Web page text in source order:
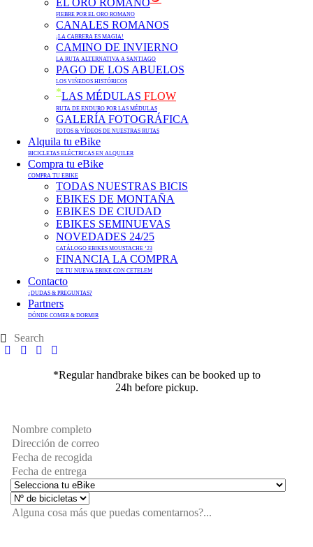
EL ORO ROMANO
FIEBRE POR EL ORO ROMANO
CANALES ROMANOS
¡LA CABRERA ES MAGIA!
CAMINO DE INVIERNO
LA RUTA ALTERNATIVA A SANTIAGO
PAGO DE LOS ABUELOS
LOS VIÑEDOS HISTÓRICOS
*LAS MÉDULAS FLOW
RUTA DE ENDURO POR LAS MÉDULAS
GALERÍA FOTOGRÁFICA
FOTOS & VÍDEOS DE NUESTRAS RUTAS
Alquila tu eBike
BICICLETAS ELÉCTRICAS EN ALQUILER
Compra tu eBike
COMPRA TU EBIKE
TODAS NUESTRAS BICIS
EBIKES DE MONTAÑA
EBIKES DE CIUDAD
EBIKES SEMINUEVAS
NOVEDADES 24/25
CATÁLOGO EBIKES MOUSTACHE ’23
FINANCIA LA COMPRA
DE TU NUEVA EBIKE CON CETELEM
Contacto
¿DUDAS & PREGUNTAS?
Partners
DÓNDE COMER & DORMIR
*Regular handbrake bikes can be booked up to
24h before pickup.